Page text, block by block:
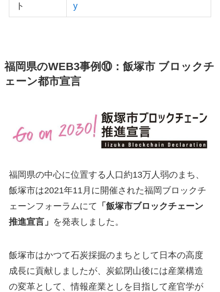
ト
y
福岡県のWEB3事例⑩：飯塚市 ブロックチ
ェーン都市宣言
福岡県の中心に位置する人口約13万人弱のまち、
飯塚市は2021年11月に開催された福岡ブロックチ
ェーンフォーラムにて 「飯塚市ブロックチェーン
推進宣言」 を発表しました。
飯塚市はかつて石炭採掘のまちとして日本の高度
成長に貢献しましたが、炭鉱閉山後には産業構造
の変革として、情報産業としを目指して産官学が